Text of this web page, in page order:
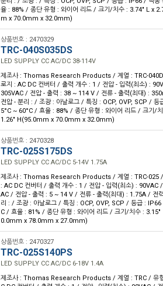
율 : 88% / 종단 유형 : 와이어 리드 / 크기/치수 : 3.74" L x
m x 70.0mm x 32.0mm)
상품번호 : 2470329
TRC-040S035DS
LED SUPPLY CC AC/DC 38-114V
제조사 : Thomas Research Products / 계열 : TRC-
로지 : AC DC 컨버터 / 출력 개수 : 1 / 전압 - 입력(최소) :
305VAC / 전압 - 출력 : 38 ~ 114 V / 전류 - 출력(최대) :
전압 - 분리 : / 조광 : 아날로그 / 특징 : OCP, OVP, SCP /
5°C ~ 60°C / 효율 : 88% / 종단 유형 : 와이어 리드 / 크기/
1.26" H(95.0mm x 70.0mm x 32.0mm)
상품번호 : 2470328
TRC-025S175DS
LED SUPPLY CC AC/DC 5-14V 1.75A
제조사 : Thomas Research Products / 계열 : TRC-025 /
: AC DC 컨버터 / 출력 개수 : 1 / 전압 - 입력(최소) : 90VAC
AC / 전압 - 출력 : 5 ~ 14 V / 전류 - 출력(최대) : 1.75A / 전
리 : / 조광 : 아날로그 / 특징 : OCP, OVP, SCP / 등급 :
C / 효율 : 81% / 종단 유형 : 와이어 리드 / 크기/치수 :
0.0mm x 78.0mm x 27.0mm)
상품번호 : 2470327
TRC-025S140PS
LED SUPPLY CC AC/DC 6-18V 1.4A
제조사 : Thomas Research Products / 계열 : TRC / 유